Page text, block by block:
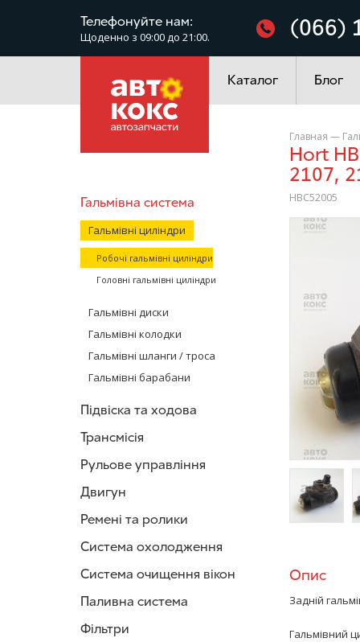
Телефонуйте нам:
Щоденно з 09:00 до 21:00. (066)
Каталог
Електроустаткування
Блог
Гальмівна система
Гальмівні циліндри
Робочі гальмівні циліндри
Головні гальмівні циліндри
Гальмівні диски
Гальмівні колодки
Гальмівні шланги / троса
Гальмівні барабани
Підвіска та ходова
Трансмісія
Рульове управління
Двигун
Ремені та ролики
Система охолодження
Система очищення вікон
Паливна система
Фільтри
Главная —
Hort HBC52005 гальмівний циліндр задній ВАЗ 2105, 2106,
2107,
HBC52005
Опис
Задній
Гальмівний